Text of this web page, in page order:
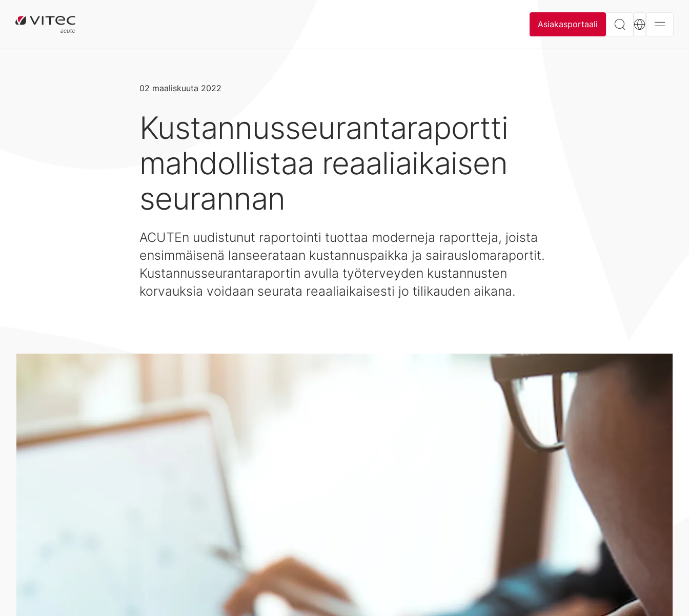
Asiakasportaali
02 maaliskuuta 2022
Kustannusseurantaraportti
mahdollistaa reaaliaikaisen
seurannan
ACUTEn uudistunut raportointi tuottaa moderneja raportteja, joista
ensimmäisenä lanseerataan kustannuspaikka ja sairauslomaraportit.
Kustannusseurantaraportin avulla työterveyden kustannusten
korvauksia voidaan seurata reaaliaikaisesti jo tilikauden aikana.